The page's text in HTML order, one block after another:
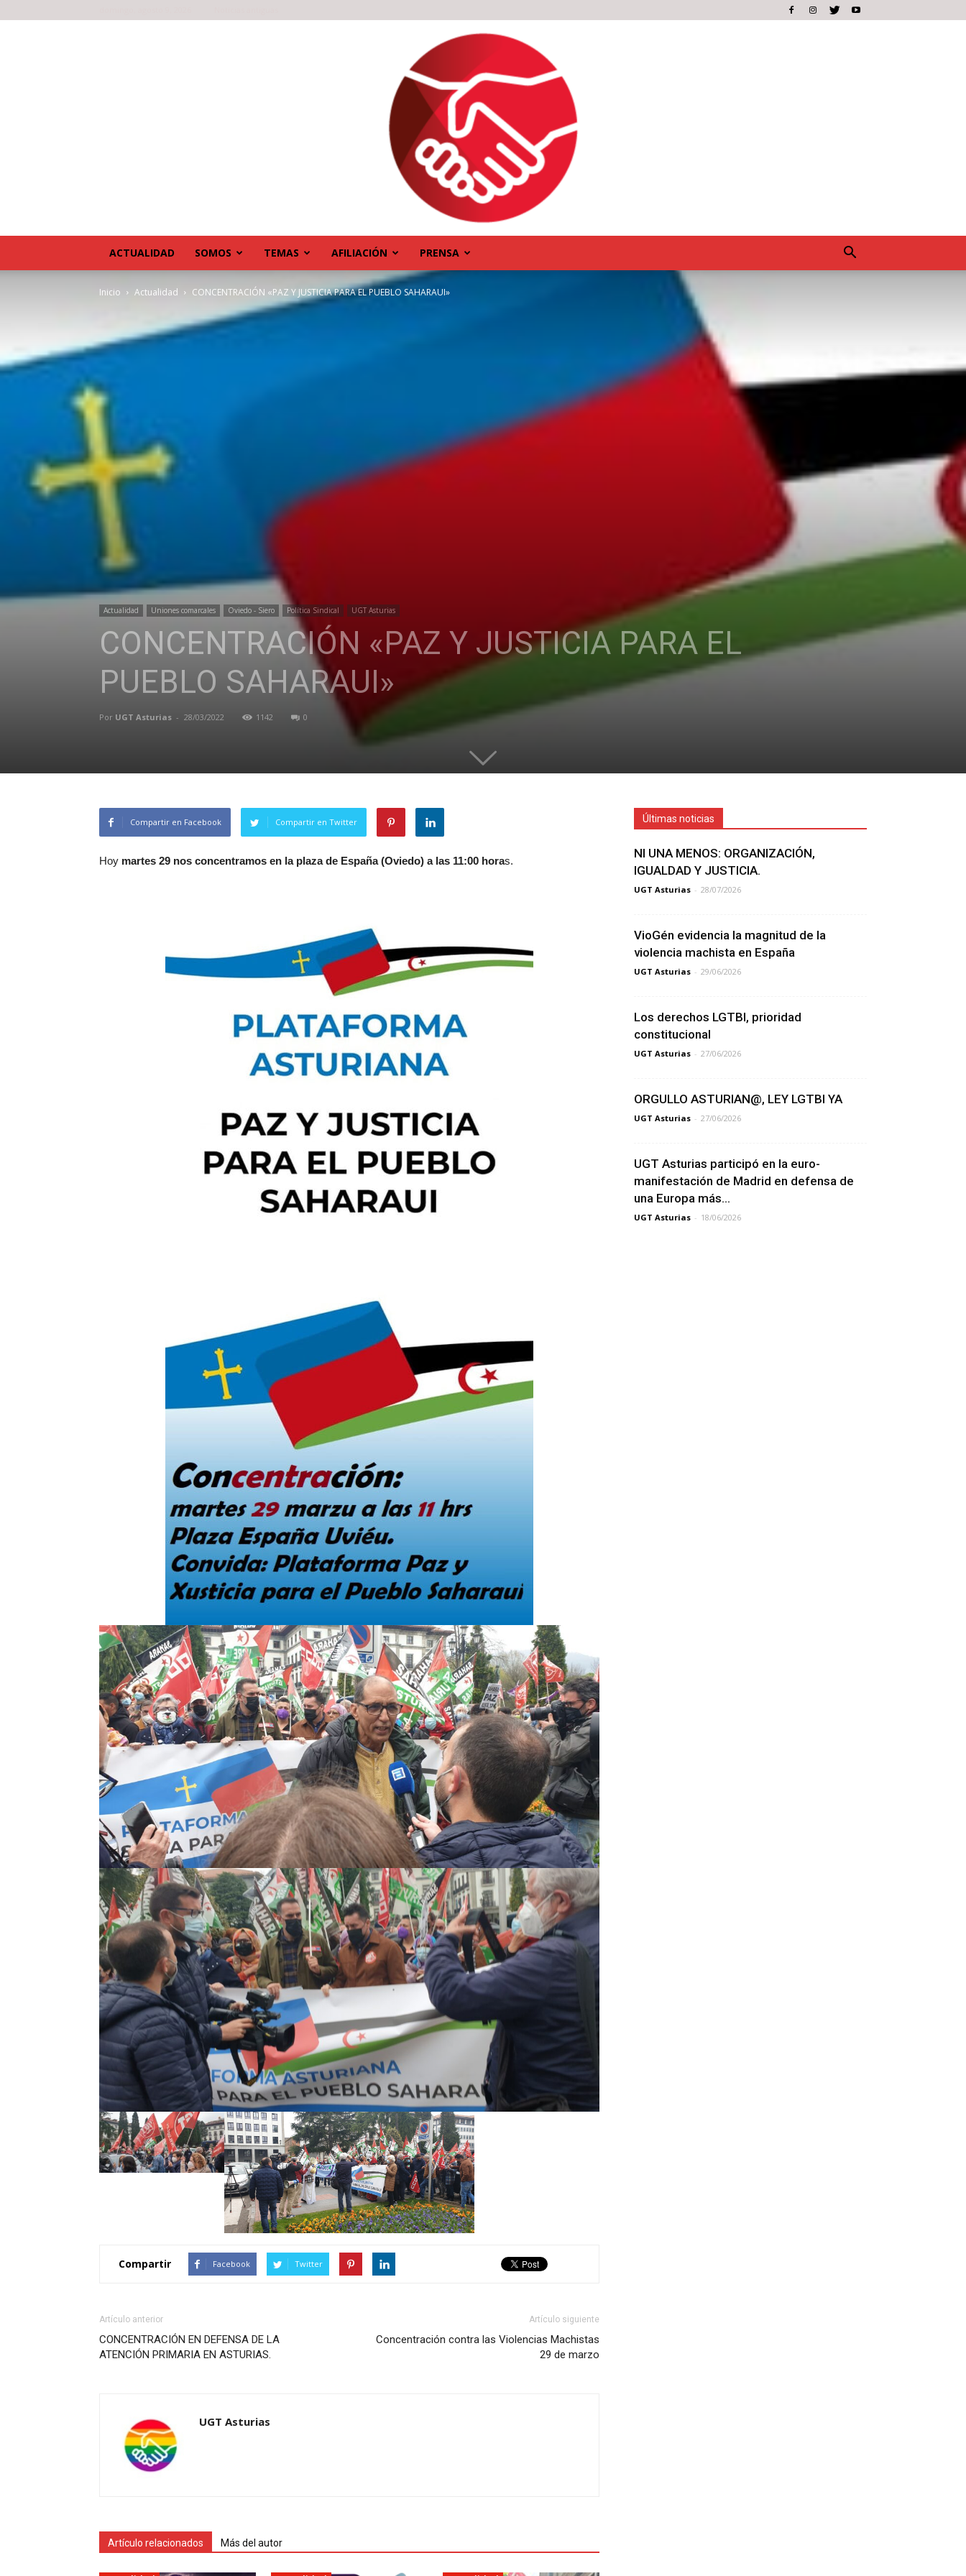
ACTUALIDAD SOMOS TEMAS AFILIACIÓN PRENSA
Inicio Actualidad CONCENTRACIÓN «PAZ Y JUSTICIA PARA EL PUEBLO SAHARAUI»
Actualidad Uniones comarcales Oviedo - Siero Política Sindical UGT Asturias
CONCENTRACIÓN «PAZ Y JUSTICIA PARA EL
PUEBLO SAHARAUI»
Por UGT Asturias - 28/03/2022 1142 0
Compartir en Facebook Compartir en Twitter
Hoy martes 29 nos concentramos en la plaza de España (Oviedo) a las 11:00 horas.
Compartir Facebook Twitter
Artículo anterior
CONCENTRACIÓN EN DEFENSA DE LA
ATENCIÓN PRIMARIA EN ASTURIAS.
Artículo siguiente
Concentración contra las Violencias Machistas
29 de marzo
UGT Asturias
Artículo relacionados Más del autor
Últimas noticias
NI UNA MENOS: ORGANIZACIÓN,
IGUALDAD Y JUSTICIA.
UGT Asturias - 28/07/2026
VioGén evidencia la magnitud de la
violencia machista en España
UGT Asturias - 29/06/2026
Los derechos LGTBI, prioridad
constitucional
UGT Asturias - 27/06/2026
ORGULLO ASTURIAN@, LEY LGTBI YA
UGT Asturias - 27/06/2026
UGT Asturias participó en la euro-
manifestación de Madrid en defensa de
una Europa más...
UGT Asturias - 18/06/2026